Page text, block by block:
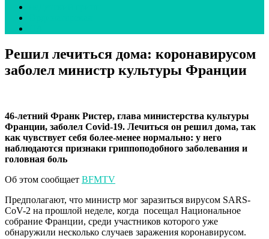
Решил лечиться дома: коронавирусом
заболел министр культуры Франции
46-летний Франк Ристер, глава министерства культуры
Франции, заболел Covid-19. Лечиться он решил дома, так
как чувствует себя более-менее нормально: у него
наблюдаются признаки гриппоподобного заболевания и
головная боль
Об этом сообщает BFMTV
Предполагают, что министр мог заразиться вирусом SARS-
CoV-2 на прошлой неделе, когда посещал Национальное
собрание Франции, среди участников которого уже
обнаружили несколько случаев заражения коронавирусом.